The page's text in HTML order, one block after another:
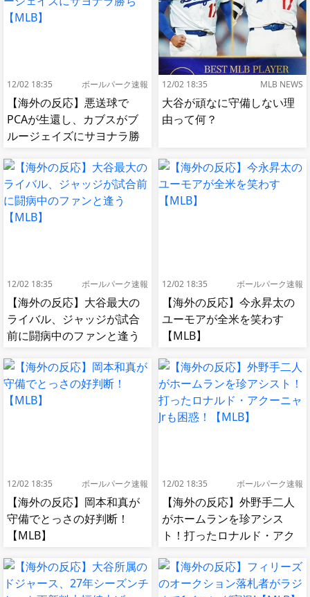
12/02 18:35 ボールパーク速報
【海外の反応】悪送球で
PCAが生還し、カブスがブ
ルージェイズにサヨナラ勝
12/02 18:35 MLB NEWS
大谷が頑なに守備しない理
由って何？
12/02 18:35 ボールパーク速報
【海外の反応】大谷最大の
ライバル、ジャッジが試合
前に闘病中のファンと逢う
12/02 18:35 ボールパーク速報
【海外の反応】今永昇太の
ユーモアが全米を笑わす
【MLB】
12/02 18:35 ボールパーク速報
【海外の反応】岡本和真が
守備でとっさの好判断！
【MLB】
12/02 18:35 ボールパーク速報
【海外の反応】外野手二人
がホームランを珍アシス
ト！打ったロナルド・アク